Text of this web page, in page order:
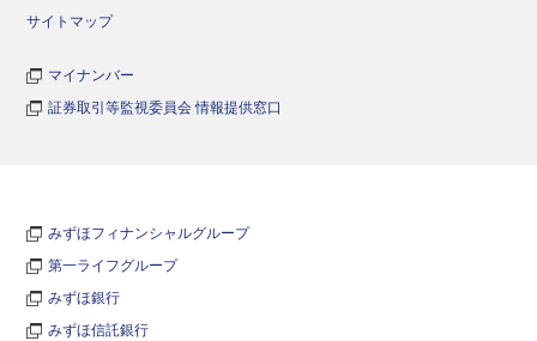
サイトマップ
マイナンバー
証券取引等監視委員会 情報提供窓口
みずほフィナンシャルグループ
第一ライフグループ
みずほ銀行
みずほ信託銀行